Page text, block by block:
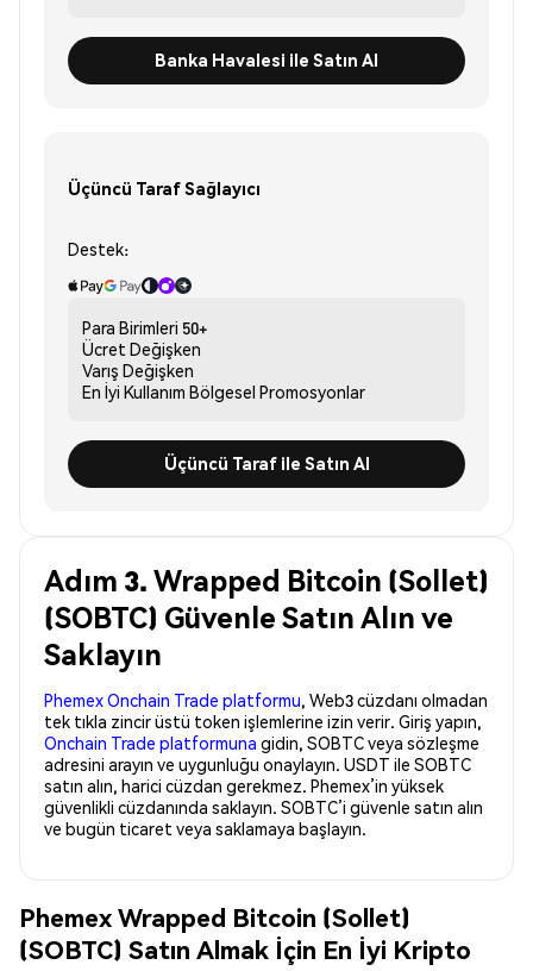
Banka Havalesi ile Satın Al
Üçüncü Taraf Sağlayıcı
Destek:
Para Birimleri 50+
Ücret Değişken
Varış Değişken
En İyi Kullanım Bölgesel Promosyonlar
Üçüncü Taraf ile Satın Al
Adım 3. Wrapped Bitcoin (Sollet)
(SOBTC) Güvenle Satın Alın ve
Saklayın
Phemex Onchain Trade platformu, Web3 cüzdanı olmadan
tek tıkla zincir üstü token işlemlerine izin verir. Giriş yapın,
Onchain Trade platformuna gidin, SOBTC veya sözleşme
adresini arayın ve uygunluğu onaylayın. USDT ile SOBTC
satın alın, harici cüzdan gerekmez. Phemex’in yüksek
güvenlikli cüzdanında saklayın. SOBTC’i güvenle satın alın
ve bugün ticaret veya saklamaya başlayın.
Phemex Wrapped Bitcoin (Sollet)
(SOBTC) Satın Almak İçin En İyi Kripto